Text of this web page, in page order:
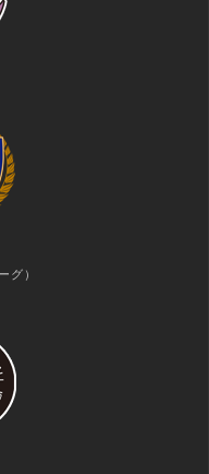
グ）